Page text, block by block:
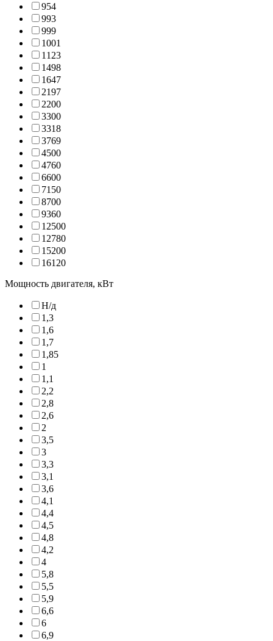
954
993
999
1001
1123
1498
1647
2197
2200
3300
3318
3769
4500
4760
6600
7150
8700
9360
12500
12780
15200
16120
Мощность двигателя, кВт
Н/д
1,3
1,6
1,7
1,85
1
1,1
2,2
2,8
2,6
2
3,5
3
3,3
3,1
3,6
4,1
4,4
4,5
4,8
4,2
4
5,8
5,5
5,9
6,6
6
6,9